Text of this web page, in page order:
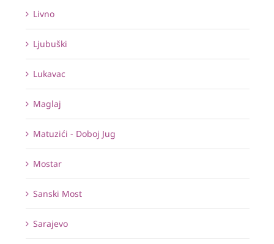
Livno
Ljubuški
Lukavac
Maglaj
Matuzići - Doboj Jug
Mostar
Sanski Most
Sarajevo